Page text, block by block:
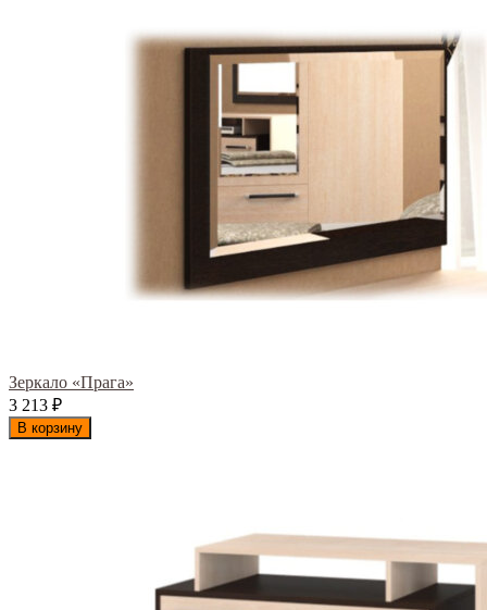
Зеркало «Прага»
3 213 ₽
В корзину